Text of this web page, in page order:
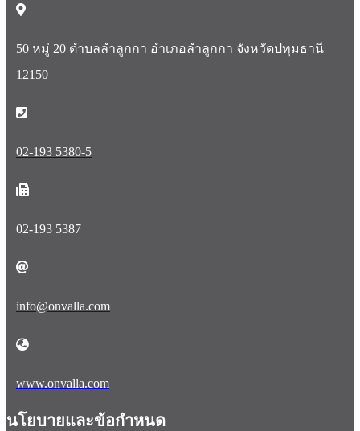
50 หมู่ 20 ตำบลลำลูกกา อำเภอลำลูกกา จังหวัดปทุมธานี
12150
02-193 5380-5
02-193 5387
info@onvalla.com
www.onvalla.com
นโยบายและข้อกำหนด